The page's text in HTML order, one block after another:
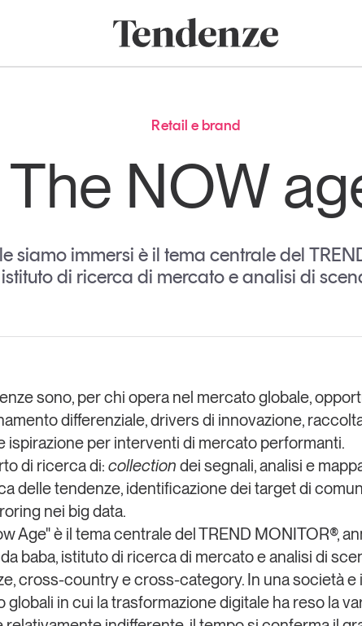
Magazine
Opinioni
Dossier
Interviste
Comunicati stampa
Tutti gli
appuntamenti
Chi siamo
Newsletter
Contatti
e
Italy
Retail e brand
The NOW
siamo immersi è il tema centrale del
istituto di ricerca di mercato e analisi di
sono, per chi opera nel mercato globale,
differenziale, drivers di innovazione,
ispirazione per interventi di mercato performanti.
di ricerca di: collection dei segnali, analisi e
delle tendenze, identificazione dei target di
nei big data.
Age" è il tema centrale del TREND MONITOR®,
baba, istituto di ricerca di mercato e analisi di
cross-country e cross-category. In una società e
globali in cui la trasformazione digitale ha reso la